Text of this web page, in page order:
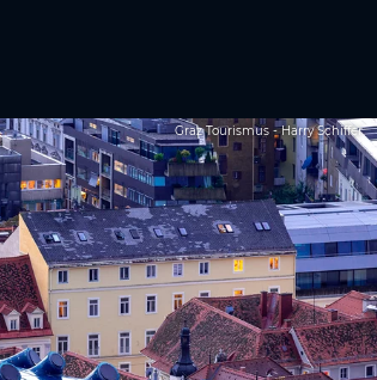
Graz Tourismus - Harry Schiffer